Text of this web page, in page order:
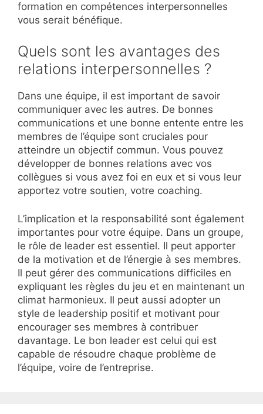
formation en compétences interpersonnelles
vous serait bénéfique.
Quels sont les avantages des
relations interpersonnelles ?
Dans une équipe, il est important de savoir
communiquer avec les autres. De bonnes
communications et une bonne entente entre les
membres de l’équipe sont cruciales pour
atteindre un objectif commun. Vous pouvez
développer de bonnes relations avec vos
collègues si vous avez foi en eux et si vous leur
apportez votre soutien, votre coaching.
L’implication et la responsabilité sont également
importantes pour votre équipe. Dans un groupe,
le rôle de leader est essentiel. Il peut apporter
de la motivation et de l’énergie à ses membres.
Il peut gérer des communications difficiles en
expliquant les règles du jeu et en maintenant un
climat harmonieux. Il peut aussi adopter un
style de leadership positif et motivant pour
encourager ses membres à contribuer
davantage. Le bon leader est celui qui est
capable de résoudre chaque problème de
l’équipe, voire de l’entreprise.